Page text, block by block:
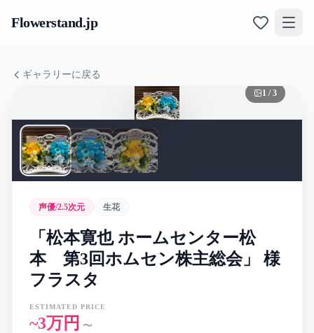
Flowerstand.jp
ギャラリーに戻る
1 /3
声優/2.5次元 生花
「松本寛也 ホームセンター松
本 第3回ホムセン株主総会」 様
フラスタ
ESTIMATED PRICE
~3万円 〜